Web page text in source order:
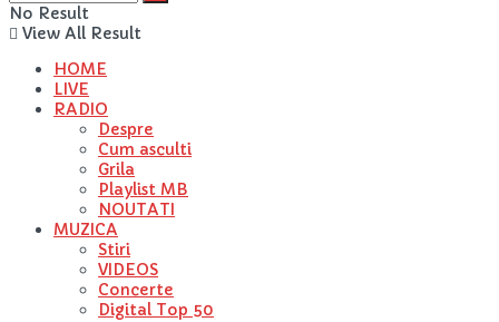
No Result
View All Result
HOME
LIVE
RADIO
Despre
Cum asculti
Grila
Playlist MB
NOUTATI
MUZICA
Stiri
VIDEOS
Concerte
Digital Top 50